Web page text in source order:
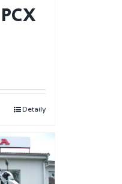
Detaily